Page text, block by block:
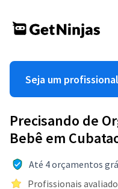
Seja um profissional
Precisando de
Bebê em
Até 4 orçamentos
Profissionais